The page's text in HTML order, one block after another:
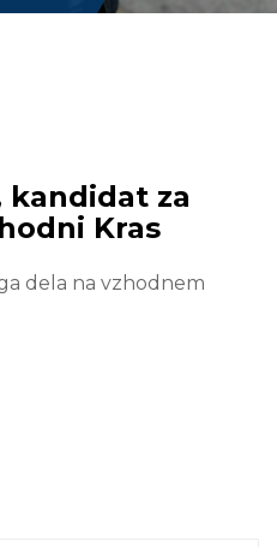
kandidat za
Kras
dela na vzhodnem